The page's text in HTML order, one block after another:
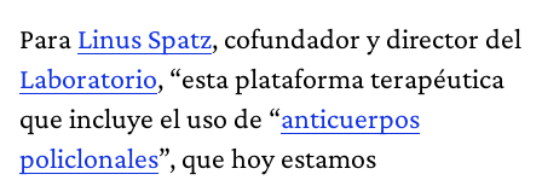
Para Linus Spatz, cofundador y director del
Laboratorio, “esta plataforma terapéutica
que incluye el uso de “anticuerpos
policlonales”, que hoy estamos